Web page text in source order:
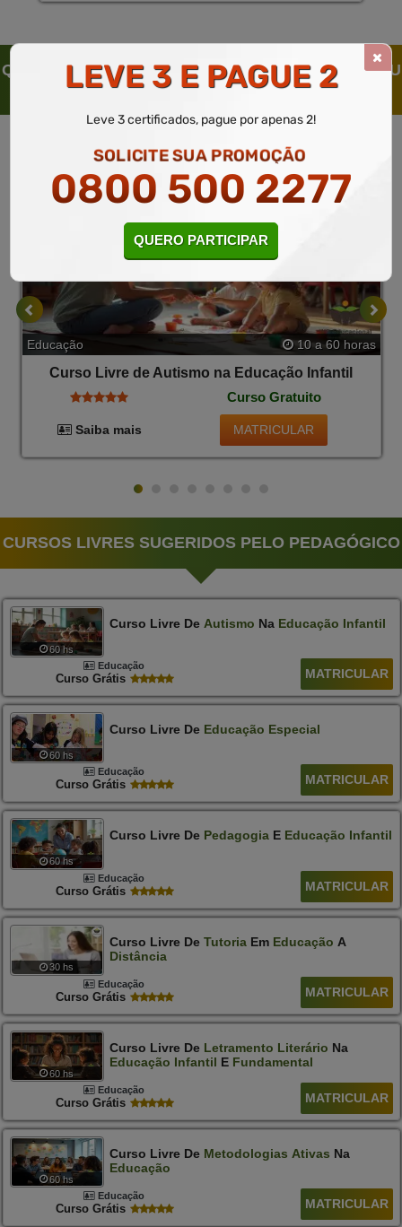
Reconhecimento Profissional.
QUEM SOLICITOU ESTE CURSO LIVRE, SOLICITOU
TAMBÉM
Educação 10 a 60 horas
Curso Livre de Autismo na Educação Infantil
Curso Gratuito
Saiba mais MATRICULAR
CURSOS LIVRES SUGERIDOS PELO PEDAGÓGICO
60 hs
Curso Livre De Autismo Na Educação Infantil
Educação
Curso Grátis MATRICULAR
60 hs
Curso Livre De Educação Especial
Educação
Curso Grátis MATRICULAR
60 hs
Curso Livre De PedagogiaE Educação Infantil
Educação
Curso Grátis MATRICULAR
30 hs
Curso Livre De TutoriaEm Educação A
Distância
Educação
Curso Grátis MATRICULAR
60 hs
Curso Livre De Letramento Literário Na
Educação Infantil E Fundamental
Educação
Curso Grátis MATRICULAR
60 hs
Curso Livre De Metodologias Ativas Na
Educação
Educação
Curso Grátis MATRICULAR
LEVE 3 E PAGUE 2
Leve 3 certificados, pague por apenas 2!
SOLICITE SUA PROMOÇÃO
0800 500 2277
QUERO PARTICIPAR